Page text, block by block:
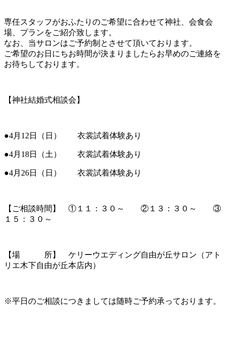
専任スタッフがおふたりのご希望に合わせて神社、会食会
場、プランをご紹介致します。
なお、当サロンはご予約制とさせて頂いております。
ご希望のお日にちお時間が決まりましたらお早めのご連絡を
お待ちしております。
【神社結婚式相談会】
●4月12日（日） 衣裳試着体験あり
●4月18日（土） 衣裳試着体験あり
●4月26日（日） 衣裳試着体験あり
【ご相談時間】 ①１１：３０～ ②１３：３０～ ③
１５：３０～
【場 所】 ケリーウエディング自由が丘サロン（アト
リエ木下自由が丘本店内）
※平日のご相談につきましては随時ご予約承っております。